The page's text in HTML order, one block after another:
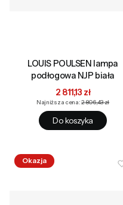
LOUIS POULSEN lampa
podłogowa NJP biała
Cena promocyjna
2 811,13 zł
Najniższa cena: 2 806,43 zł
Do koszyka
Okazja